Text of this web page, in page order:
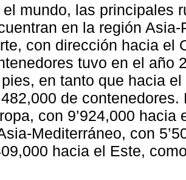
el mundo, las principales
en la región
con dirección hacia el
tuvo en el año
en tanto que hacia
de
con 9’924,000 hacia
Mediterráneo, con
hacia el Este,